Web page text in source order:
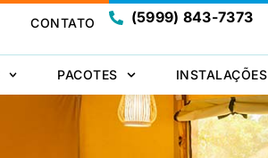
CONTATO (5999) 843-7373
PACOTES INSTALAÇÕES